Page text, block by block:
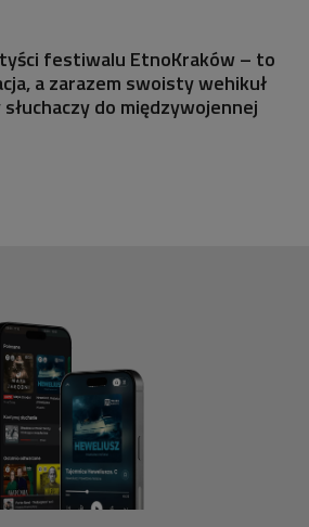
festiwalu EtnoKraków – to
a zarazem swoisty wehikuł
do międzywojennej